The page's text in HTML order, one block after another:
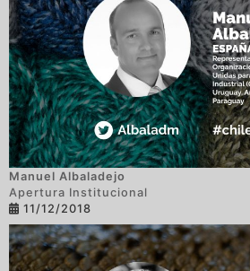
Manuel Albaladejo
Apertura Institucional
11/12/2018